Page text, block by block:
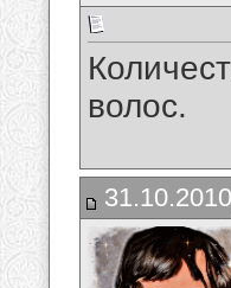
волос.